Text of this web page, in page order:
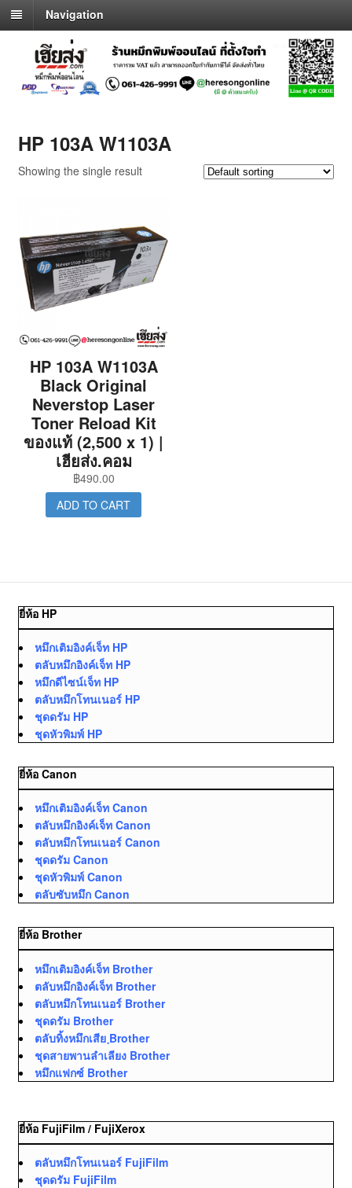
Navigation
HP 103A W1103A
Showing the single result
HP 103A W1103A
Black Original
Neverstop Laser
Toner Reload Kit
ของแท้ (2,500 x 1) |
เฮียส่ง.คอม
฿490.00
ADD TO CART
ยี่ห้อ HP
หมึกเติมอิงค์เจ็ท HP
ตลับหมึกอิงค์เจ็ท HP
หมึกดีไซน์เจ็ท HP
ตลับหมึกโทนเนอร์ HP
ชุดดรัม HP
ชุดหัวพิมพ์ HP
ยี่ห้อ Canon
หมึกเติมอิงค์เจ็ท Canon
ตลับหมึกอิงค์เจ็ท Canon
ตลับหมึกโทนเนอร์ Canon
ชุดดรัม Canon
ชุดหัวพิมพ์ Canon
ตลับซับหมึก Canon
ยี่ห้อ Brother
หมึกเติมอิงค์เจ็ท Brother
ตลับหมึกอิงค์เจ็ท Brother
ตลับหมึกโทนเนอร์ Brother
ชุดดรัม Brother
ตลับทิ้งหมึกเสีย ฺBrother
ชุดสายพานลำเลียง Brother
หมึกแฟกซ์ Brother
ยี่ห้อ FujiFilm / FujiXerox
ตลับหมึกโทนเนอร์ FujiFilm
ชุดดรัม FujiFilm